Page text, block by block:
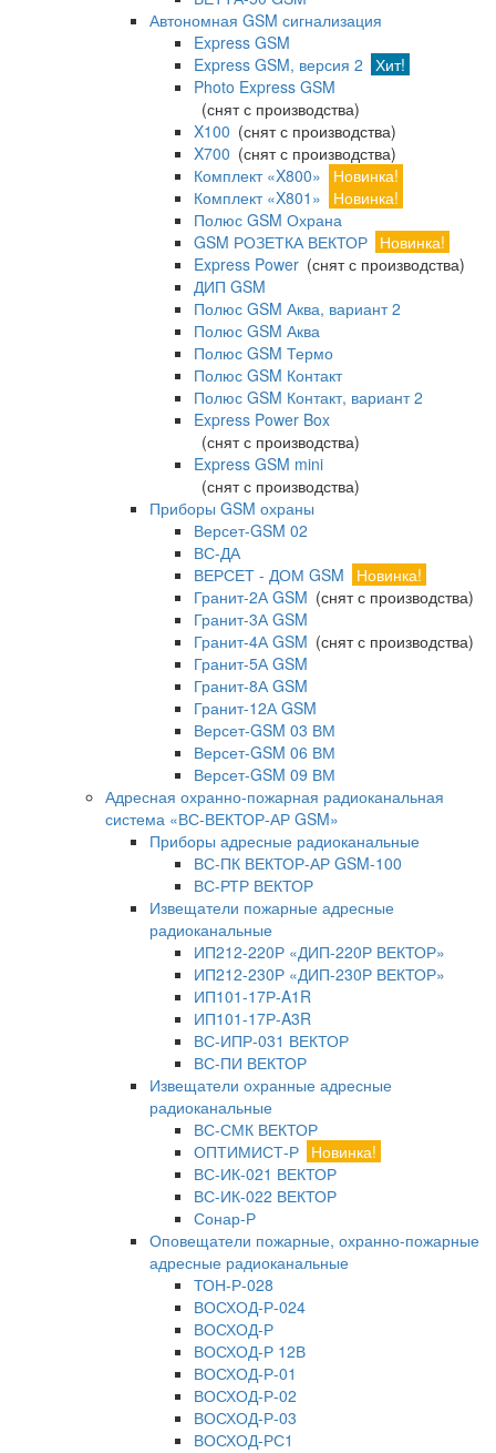
Автономная GSM сигнализация
Express GSM
Express GSM, версия 2 Хит!
Photo Express GSM
(снят с производства)
X100 (снят с производства)
X700 (снят с производства)
Комплект «X800»
Новинка!
Комплект «X801»
Новинка!
Полюс GSM Охрана
GSM РОЗЕТКА ВЕКТОР Новинка!
Express Power (снят с производства)
ДИП GSM
Полюс GSM Аква, вариант 2
Полюс GSM Аква
Полюс GSM Термо
Полюс GSM Контакт
Полюс GSM Контакт, вариант 2
Express Power Box
(снят с производства)
Express GSM mini
(снят с производства)
Приборы GSM охраны
Версет-GSM 02
ВС-ДА
ВЕРСЕТ - ДОМ GSM
Новинка!
Гранит-2А GSM (снят с производства)
Гранит-3А GSM
Гранит-4А GSM (снят с производства)
Гранит-5А GSM
Гранит-8А GSM
Гранит-12А GSM
Версет-GSM 03 ВМ
Версет-GSM 06 ВМ
Версет-GSM 09 ВМ
Адресная охранно-пожарная радиоканальная
система «ВС-ВЕКТОР-АР GSM»
Приборы адресные радиоканальные
ВС-ПК ВЕКТОР-АР GSM-100
ВС-РТР ВЕКТОР
Извещатели пожарные адресные
радиоканальные
ИП212-220Р «ДИП-220Р ВЕКТОР»
ИП212-230Р «ДИП-230Р ВЕКТОР»
ИП101-17Р-A1R
ИП101-17Р-A3R
ВС-ИПР-031 ВЕКТОР
ВС-ПИ ВЕКТОР
Извещатели охранные адресные
радиоканальные
ВС-СМК ВЕКТОР
ОПТИМИСТ-Р Новинка!
ВС-ИК-021 ВЕКТОР
ВС-ИК-022 ВЕКТОР
Сонар-Р
Оповещатели пожарные, охранно-пожарные
адресные радиоканальные
ТОН-Р-028
ВОСХОД-Р-024
ВОСХОД-Р
ВОСХОД-Р 12В
ВОСХОД-Р-01
ВОСХОД-Р-02
ВОСХОД-Р-03
ВОСХОД-РС1